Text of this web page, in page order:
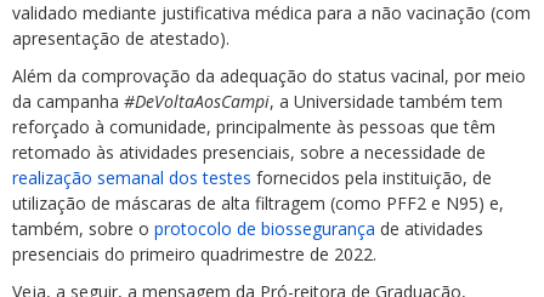
validado mediante justificativa médica para a não vacinação (com
apresentação de atestado).
Além da comprovação da adequação do status vacinal, por meio
da campanha #DeVoltaAosCampi, a Universidade também tem
reforçado à comunidade, principalmente às pessoas que têm
retomado às atividades presenciais, sobre a necessidade de
realização semanal dos testes fornecidos pela instituição, de
utilização de máscaras de alta filtragem (como PFF2 e N95) e,
também, sobre o protocolo de biossegurança de atividades
presenciais do primeiro quadrimestre de 2022.
Veja, a seguir, a mensagem da Pró-reitora de Graduação,